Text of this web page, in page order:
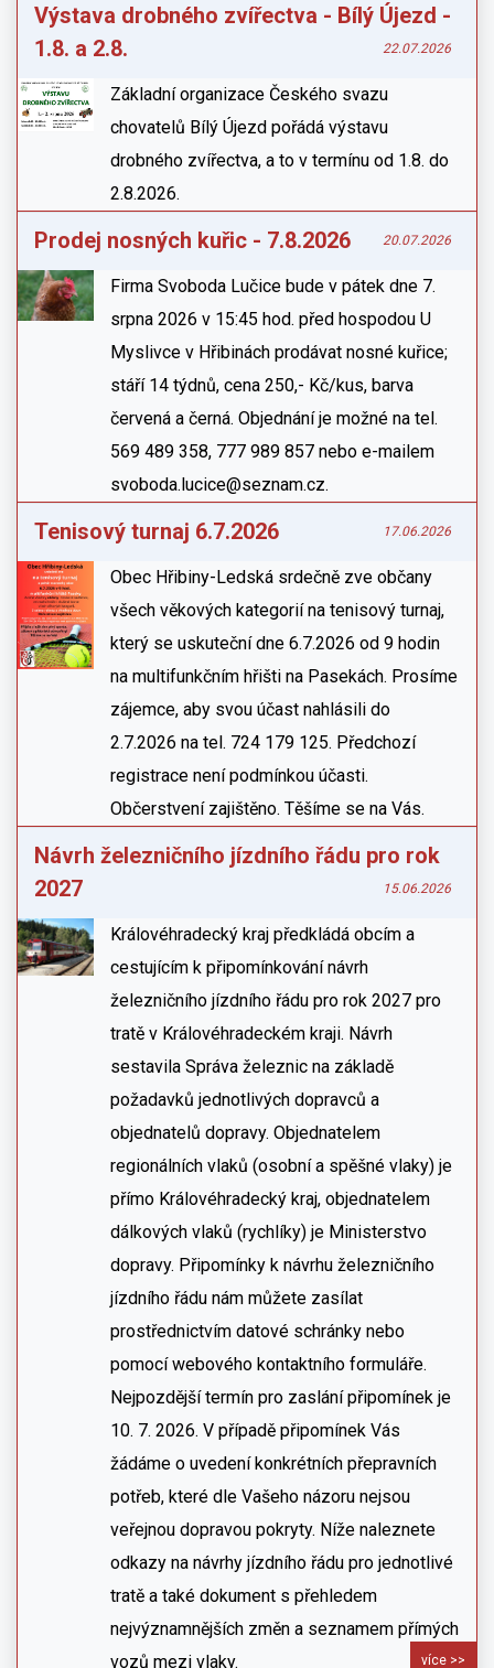
Výstava drobného zvířectva - Bílý Újezd -
1.8. a 2.8.
22.07.2026
Základní organizace Českého svazu
chovatelů Bílý Újezd pořádá výstavu
drobného zvířectva, a to v termínu od 1.8. do
2.8.2026.
Prodej nosných kuřic - 7.8.2026 20.07.2026
Firma Svoboda Lučice bude v pátek dne 7.
srpna 2026 v 15:45 hod. před hospodou U
Myslivce v Hřibinách prodávat nosné kuřice;
stáří 14 týdnů, cena 250,- Kč/kus, barva
červená a černá. Objednání je možné na tel.
569 489 358, 777 989 857 nebo e-mailem
svoboda.lucice@seznam.cz.
Tenisový turnaj 6.7.2026 17.06.2026
Obec Hřibiny-Ledská srdečně zve občany
všech věkových kategorií na tenisový turnaj,
který se uskuteční dne 6.7.2026 od 9 hodin
na multifunkčním hřišti na Pasekách. Prosíme
zájemce, aby svou účast nahlásili do
2.7.2026 na tel. 724 179 125. Předchozí
registrace není podmínkou účasti.
Občerstvení zajištěno. Těšíme se na Vás.
Návrh železničního jízdního řádu pro rok
2027
15.06.2026
Královéhradecký kraj předkládá obcím a
cestujícím k připomínkování návrh
železničního jízdního řádu pro rok 2027 pro
tratě v Královéhradeckém kraji. Návrh
sestavila Správa železnic na základě
požadavků jednotlivých dopravců a
objednatelů dopravy. Objednatelem
regionálních vlaků (osobní a spěšné vlaky) je
přímo Královéhradecký kraj, objednatelem
dálkových vlaků (rychlíky) je Ministerstvo
dopravy. Připomínky k návrhu železničního
jízdního řádu nám můžete zasílat
prostřednictvím datové schránky nebo
pomocí webového kontaktního formuláře.
Nejpozdější termín pro zaslání připomínek je
10. 7. 2026. V případě připomínek Vás
žádáme o uvedení konkrétních přepravních
potřeb, které dle Vašeho názoru nejsou
veřejnou dopravou pokryty. Níže naleznete
odkazy na návrhy jízdního řádu pro jednotlivé
tratě a také dokument s přehledem
nejvýznamnějších změn a seznamem přímých
vozů mezi vlaky.
více >>